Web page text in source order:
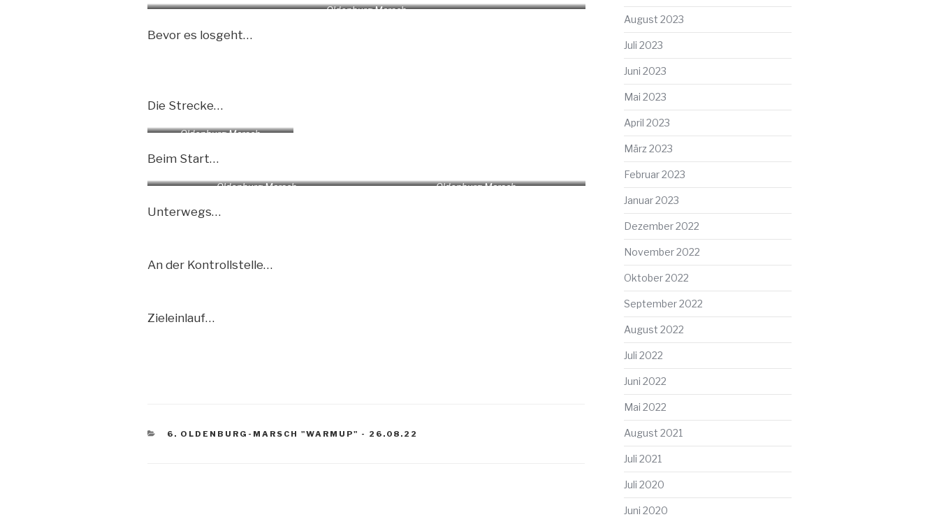
Oldenburg Marsch
Bevor es losgeht…
Die Strecke…
Oldenburg Marsch
Beim Start…
Oldenburg Marsch Oldenburg Marsch
Unterwegs…
An der Kontrollstelle…
Zieleinlauf…
KATEGORIEN
6. OLDENBURG-MARSCH "WARMUP" - 26.08.22
August 2023
Juli 2023
Juni 2023
Mai 2023
April 2023
März 2023
Februar 2023
Januar 2023
Dezember 2022
November 2022
Oktober 2022
September 2022
August 2022
Juli 2022
Juni 2022
Mai 2022
August 2021
Juli 2021
Juli 2020
Juni 2020